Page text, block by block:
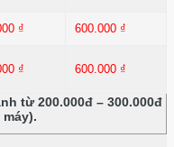
₫ 600.000 ₫
₫ 600.000 ₫
từ 200.000đ – 300.000đ